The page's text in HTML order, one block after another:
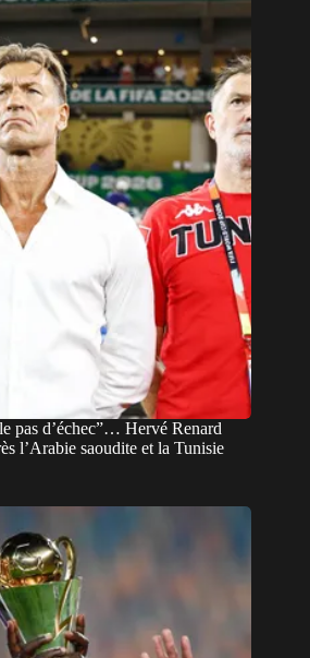
pas d’échec”… Hervé Renard
l’Arabie saoudite et la Tunisie